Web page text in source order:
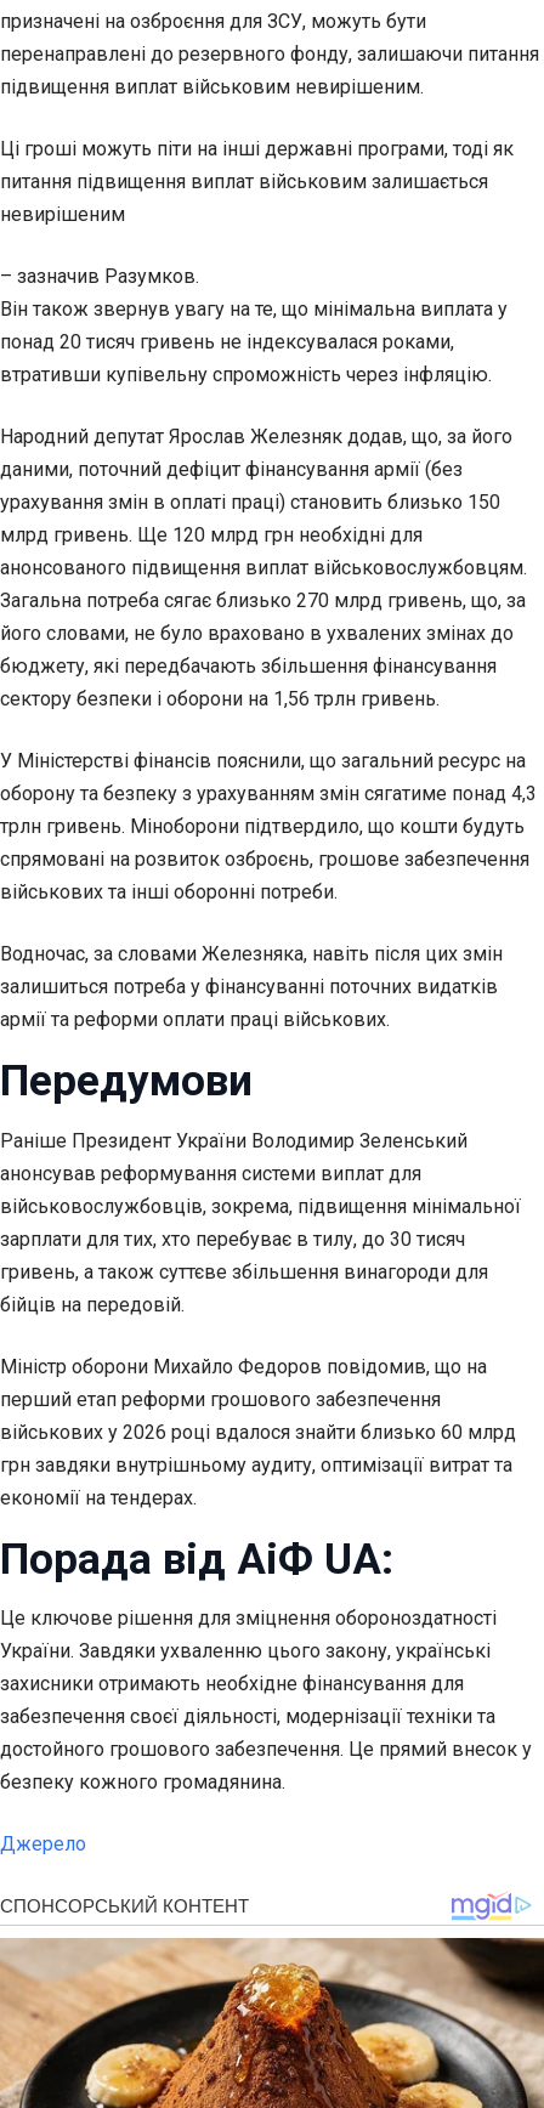
призначені на озброєння для ЗСУ, можуть бути
перенаправлені до резервного фонду, залишаючи питання
підвищення виплат військовим невирішеним.
Ці гроші можуть піти на інші державні програми, тоді як
питання підвищення виплат військовим залишається
невирішеним
– зазначив Разумков.
Він також звернув увагу на те, що мінімальна виплата у
понад 20 тисяч гривень не індексувалася роками,
втративши купівельну спроможність через інфляцію.
Народний депутат Ярослав Железняк додав, що, за його
даними, поточний дефіцит фінансування армії (без
урахування змін в оплаті праці) становить близько 150
млрд гривень. Ще 120 млрд грн необхідні для
анонсованого підвищення виплат військовослужбовцям.
Загальна потреба сягає близько 270 млрд гривень, що, за
його словами, не було враховано в ухвалених змінах до
бюджету, які передбачають збільшення фінансування
сектору безпеки і оборони на 1,56 трлн гривень.
У Міністерстві фінансів пояснили, що загальний ресурс на
оборону та безпеку з урахуванням змін сягатиме понад 4,3
трлн гривень. Міноборони підтвердило, що кошти будуть
спрямовані на розвиток озброєнь, грошове забезпечення
військових та інші оборонні потреби.
Водночас, за словами Железняка, навіть після цих змін
залишиться потреба у фінансуванні поточних видатків
армії та реформи оплати праці військових.
Передумови
Раніше Президент України Володимир Зеленський
анонсував реформування системи виплат для
військовослужбовців, зокрема, підвищення мінімальної
зарплати для тих, хто перебуває в тилу, до 30 тисяч
гривень, а також суттєве збільшення винагороди для
бійців на передовій.
Міністр оборони Михайло Федоров повідомив, що на
перший етап реформи грошового забезпечення
військових у 2026 році вдалося знайти близько 60 млрд
грн завдяки внутрішньому аудиту, оптимізації витрат та
економії на тендерах.
Порада від АіФ UA:
Це ключове рішення для зміцнення обороноздатності
України. Завдяки ухваленню цього закону, українські
захисники отримають необхідне фінансування для
забезпечення своєї діяльності, модернізації техніки та
достойного грошового забезпечення. Це прямий внесок у
безпеку кожного громадянина.
Джерело